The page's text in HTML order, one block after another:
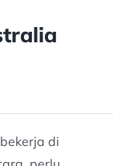
di